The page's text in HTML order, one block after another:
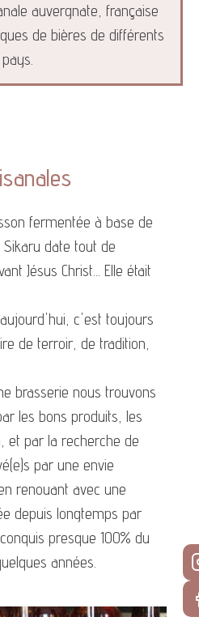
auvergnate, française
de bières de différents
pays.
fermentée à base de
date tout de
Jésus Christ... Elle était
c'est toujours
de terroir, de tradition,
brasserie nous trouvons
les bons produits, les
et par la recherche de
par une envie
renouant avec une
depuis longtemps par
presque 100% du
années.